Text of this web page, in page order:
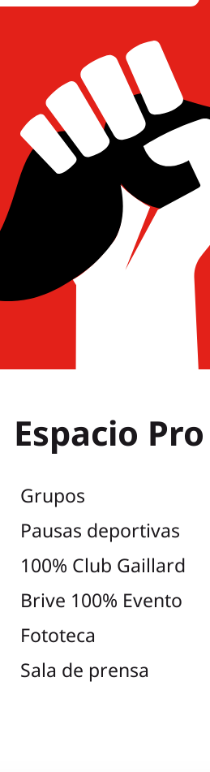
Espacio Pro
Grupos
Pausas deportivas
100% Club Gaillard
Brive 100% Evento
Fototeca
Sala de prensa